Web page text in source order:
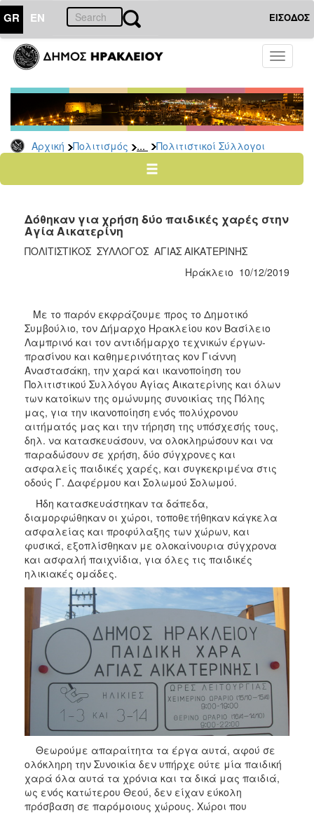
GR EN ΕΙΣΟΔΟΣ
Toggle
Αρχική Πολιτισμός ... Πολιτιστικοί Σύλλογοι
ΠΟΛΙΤΙΣΜΟΣ
Σελίδες
Πολιτιστικοί
Σύλλογοι
Σκιτσογράφοι
Εικαστικών
Τέχνη
Μνήμης
1941
ΤΟΠΟΣ
ΔΗΜΟΣ
ΑΝΘΕΚΤΙΚΗ
Δόθηκαν για χρήση δύο παιδικές χαρές στην
Αγία Αικατερίνη
ΠΟΛΙΤΙΣΤΙΚΟΣ ΣΥΛΛΟΓΟΣ ΑΓΙΑΣ ΑΙΚΑΤΕΡΙΝΗΣ
Ηράκλειο 10/12/2019
Με το παρόν εκφράζουμε προς το Δημοτικό
Συμβούλιο, τον Δήμαρχο Ηρακλείου κον Βασίλειο
Λαμπρινό και τον αντιδήμαρχο τεχνικών έργων-
πρασίνου και καθημερινότητας κον Γιάννη
Αναστασάκη, την χαρά και ικανοποίηση του
Πολιτιστικού Συλλόγου Αγίας Αικατερίνης και όλων
των κατοίκων της ομώνυμης συνοικίας της Πόλης
μας, για την ικανοποίηση ενός πολύχρονου
αιτήματός μας και την τήρηση της υπόσχεσής τους,
δηλ. να κατασκευάσουν, να ολοκληρώσουν και να
παραδώσουν σε χρήση, δύο σύγχρονες και
ασφαλείς παιδικές χαρές, και συγκεκριμένα στις
οδούς Γ. Δαφέρμου και Σολωμού Σολωμού.
Ήδη κατασκευάστηκαν τα δάπεδα,
διαμορφώθηκαν οι χώροι, τοποθετήθηκαν κάγκελα
ασφαλείας και προφύλαξης των χώρων, και
φυσικά, εξοπλίσθηκαν με ολοκαίνουρια σύγχρονα
και ασφαλή παιχνίδια, για όλες τις παιδικές
ηλικιακές ομάδες.
Θεωρούμε απαραίτητα τα έργα αυτά, αφού σε
ολόκληρη την Συνοικία δεν υπήρχε ούτε μία παιδική
χαρά όλα αυτά τα χρόνια και τα δικά μας παιδιά,
ως ενός κατώτερου Θεού, δεν είχαν εύκολη
πρόσβαση σε παρόμοιους χώρους. Χώροι που